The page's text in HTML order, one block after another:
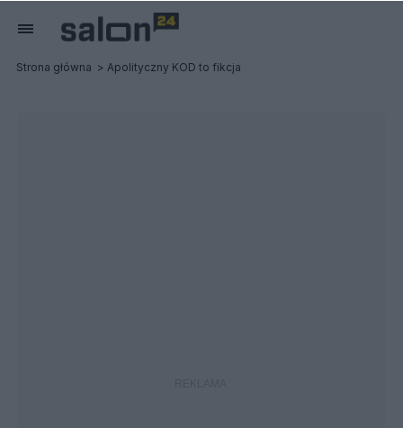
Strona główna Apolityczny KOD to fikcja